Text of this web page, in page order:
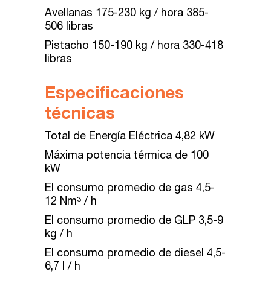
Avellanas 175-230 kg / hora 385-
506 libras
Pistacho 150-190 kg / hora 330-418
libras
Especificaciones
técnicas
Total de Energía Eléctrica 4,82 kW
Máxima potencia térmica de 100
kW
El consumo promedio de gas 4,5-
12 Nm³ / h
El consumo promedio de GLP 3,5-9
kg / h
El consumo promedio de diesel 4,5-
6,7 l / h